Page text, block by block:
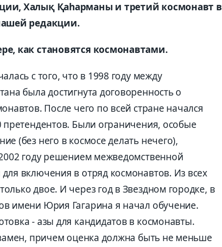
Халық Қаhарманы и третий космонавт в
редакции.
как становятся космонавтами.
с того, что в 1998 году между
была достигнута договоренность о
После чего по всей стране начался
претендентов. Были ограничения, особые
(без него в космосе делать нечего),
году решением межведомственной
включения в отряд космонавтов. Из всех
двое. И через год в Звездном городке, в
имени Юрия Гагарина я начал обу­чение.
- азы для кандидатов в космонавты.
причем оценка должна быть не меньше